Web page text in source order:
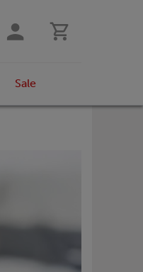
Sale